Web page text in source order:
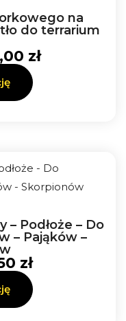
na
do terrarium
zł
od
50,00 zł
do
Podłoże – Do
– Pająków –
zł
Zakres
od
4,50 zł
do
11,50 zł